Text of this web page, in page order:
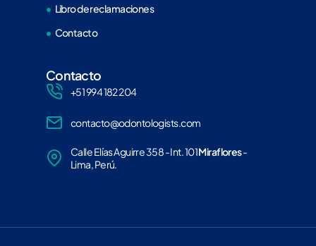
Libro de reclamaciones
Contacto
Contacto
+51 994 182 204
contacto@odontologists.com
Calle Elías Aguirre 358 - Int. 101Miraflores-
Lima, Perú.